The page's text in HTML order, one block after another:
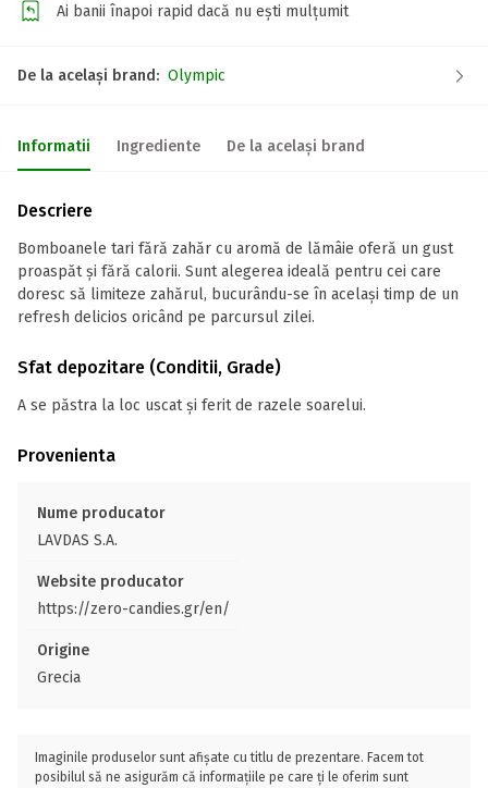
Ai banii înapoi rapid dacă nu ești mulțumit
De la același brand: Olympic
Informatii Ingrediente De la același brand
Descriere
Bomboanele tari fără zahăr cu aromă de lămâie oferă un gust
proaspăt și fără calorii. Sunt alegerea ideală pentru cei care
doresc să limiteze zahărul, bucurându-se în același timp de un
refresh delicios oricând pe parcursul zilei.
Sfat depozitare (Conditii, Grade)
A se păstra la loc uscat și ferit de razele soarelui.
Provenienta
Nume producator
LAVDAS S.A.
Website producator
https://zero-candies.gr/en/
Origine
Grecia
Imaginile produselor sunt afișate cu titlu de prezentare. Facem tot
posibilul să ne asigurăm că informațiile pe care ți le oferim sunt